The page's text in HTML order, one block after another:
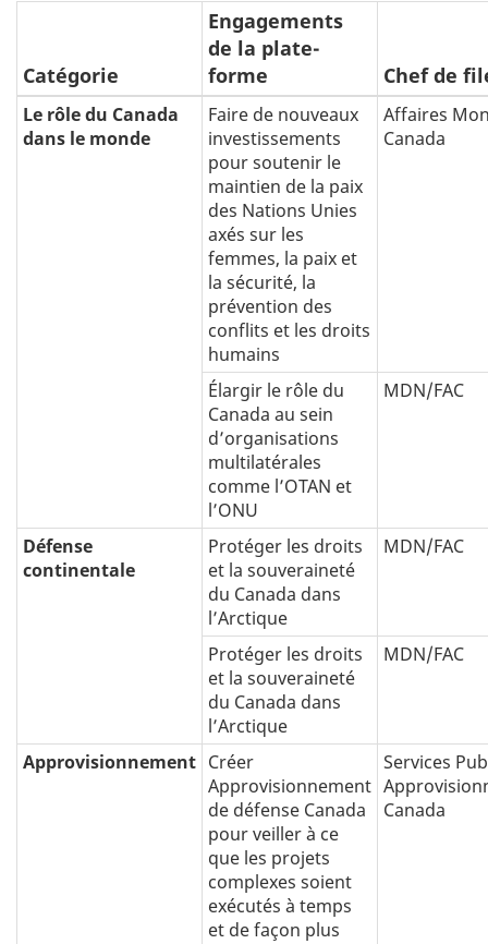
Catégorie
Engagements
de la plate-
forme
Chef de
Le rôle du Canada
dans le monde
Faire de nouveaux
investissements
pour soutenir le
maintien de la paix
des Nations Unies
axés sur les
femmes, la paix et
la sécurité, la
prévention des
conflits et les droits
humains
Affaires
Canada
Élargir le rôle du
Canada au sein
d’organisations
multilatérales
comme l’OTAN et
l’ONU
MDN/FAC
Défense
continentale
Protéger les droits
et la souveraineté
du Canada dans
l’Arctique
MDN/FAC
Protéger les droits
et la souveraineté
du Canada dans
l’Arctique
MDN/FAC
Approvisionnement Créer
Approvisionnement
de défense Canada
pour veiller à ce
que les projets
complexes soient
exécutés à temps
et de façon plus
Services
Canada